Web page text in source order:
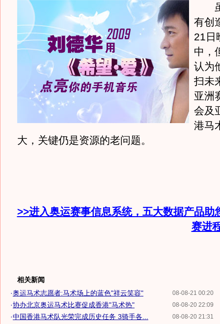
虽
有创
21日
中，
认为
扫未
亚洲
会及
港马
大，关键仍是资源的老问题。
>>进入奥运赛事信息系统，五大数据产品助
赛进
相关新闻
08-08-21 00:20
·奥运马术志愿者:马术场上的蓝色"祥云笑容"
08-08-20 22:09
·协办北京奥运马术比赛促成香港"马术热"
08-08-20 21:31
·中国香港马术队光荣完成历史任务 3骑手各...